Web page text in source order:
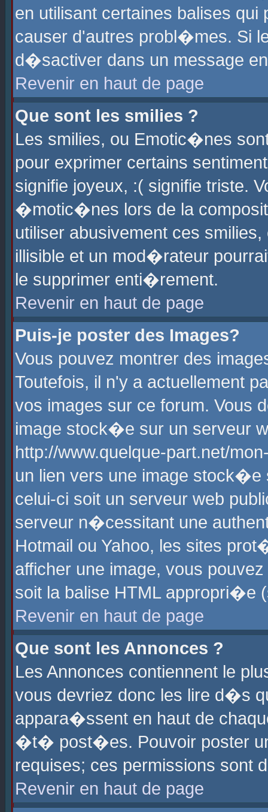
en utilisant certaines balises
causer d'autres probl�mes. Si
d�sactiver dans un message
Revenir en haut de page
Que sont les smilies ?
Les smilies, ou Emotic�nes
pour exprimer certains
signifie joyeux, :( signifie triste.
�motic�nes lors de la
utiliser abusivement ces
illisible et un mod�rateur
le supprimer enti�rement.
Revenir en haut de page
Puis-je poster des Images?
Vous pouvez montrer des
Toutefois, il n'y a actuellement
vos images sur ce forum. Vous
image stock�e sur un serveur
http://www.quelque-part.net/
un lien vers une image
celui-ci soit un serveur web
serveur n�cessitant une
Hotmail ou Yahoo, les sites
afficher une image, vous
soit la balise HTML
Revenir en haut de page
Que sont les Annonces ?
Les Annonces contiennent le
vous devriez donc les lire d�s
appara�ssent en haut de
�t� post�es. Pouvoir poster
requises; ces permissions sont
Revenir en haut de page